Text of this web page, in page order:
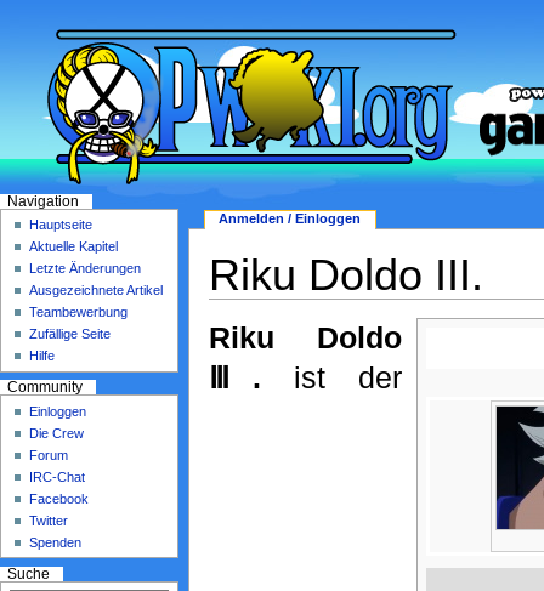
Riku Doldo III.
Riku Doldo
Ⅲ. ist der
Anmelden / Einloggen
Navigation
Hauptseite
Aktuelle Kapitel
Letzte Änderungen
Ausgezeichnete Artikel
Teambewerbung
Zufällige Seite
Hilfe
Community
Einloggen
Die Crew
Forum
IRC-Chat
Facebook
Twitter
Spenden
Suche